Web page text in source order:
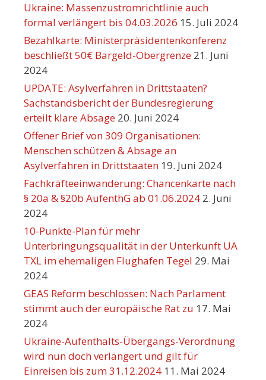
Ukraine: Massenzustromrichtlinie auch
formal verlängert bis 04.03.2026 15. Juli 2024
Bezahlkarte: Ministerpräsidentenkonferenz
beschließt 50€ Bargeld-Obergrenze 21. Juni
2024
UPDATE: Asylverfahren in Drittstaaten?
Sachstandsbericht der Bundesregierung
erteilt klare Absage 20. Juni 2024
Offener Brief von 309 Organisationen:
Menschen schützen & Absage an
Asylverfahren in Drittstaaten 19. Juni 2024
Fachkräfteeinwanderung: Chancenkarte nach
§ 20a & §20b AufenthG ab 01.06.2024 2. Juni
2024
10-Punkte-Plan für mehr
Unterbringungsqualität in der Unterkunft UA
TXL im ehemaligen Flughafen Tegel 29. Mai
2024
GEAS Reform beschlossen: Nach Parlament
stimmt auch der europäische Rat zu 17. Mai
2024
Ukraine-Aufenthalts-Übergangs-Verordnung
wird nun doch verlängert und gilt für
Einreisen bis zum 31.12.2024 11. Mai 2024